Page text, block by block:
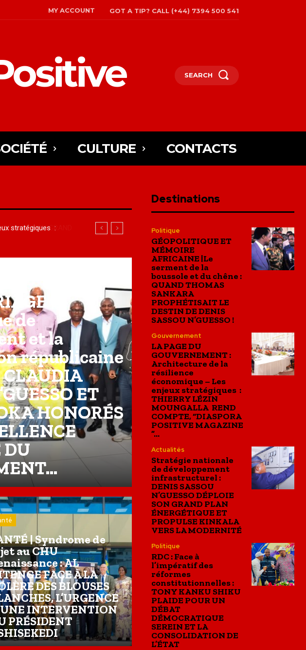
MY ACCOUNT GOT A TIP? CALL (+44) 7394 500 541
SEARCH
CULTURE CONTACTS
SON GRAND
|
de
et la
républicaine
CLAUDIA
ET
HONORÉS
DU
| Syndrome de
au CHU
: AL
FACE À LA
DES BLOUSES
L’URGENCE
INTERVENTION
PRÉSIDENT
Destinations
Politique
GÉOPOLITIQUE ET
MÉMOIRE
AFRICAINE |Le
serment de la
boussole et du chêne :
QUAND THOMAS
SANKARA
PROPHÉTISAIT LE
DESTIN DE DENIS
SASSOU N’GUESSO !
Gouvernement
LA PAGE DU
GOUVERNEMENT :
Architecture de la
résilience
économique – Les
enjeux stratégiques :
THIERRY LÉZIN
MOUNGALLA REND
COMPTE, “DIASPORA
POSITIVE MAGAZINE
”...
Actualités
Stratégie nationale
de développement
infrastructurel :
DENIS SASSOU
N’GUESSO DÉPLOIE
SON GRAND PLAN
ÉNERGÉTIQUE ET
PROPULSE KINKALA
VERS LA MODERNITÉ
Politique
RDC : Face à
l’impératif des
réformes
constitutionnelles :
TONY KANKU SHIKU
PLAIDE POUR UN
DÉBAT
DÉMOCRATIQUE
SEREIN ET LA
CONSOLIDATION DE
L’ÉTAT